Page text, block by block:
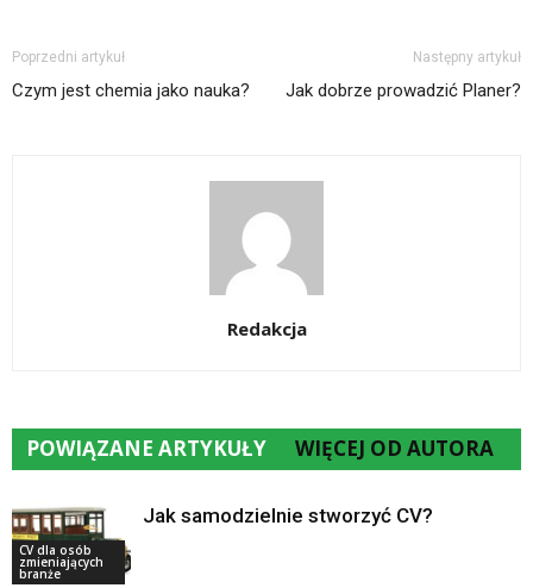
Poprzedni artykuł
Czym jest chemia jako nauka?
Następny artykuł
Jak dobrze prowadzić Planer?
Redakcja
POWIĄZANE ARTYKUŁY WIĘCEJ OD AUTORA
CV dla osób
zmieniających
branże
Jak samodzielnie stworzyć CV?